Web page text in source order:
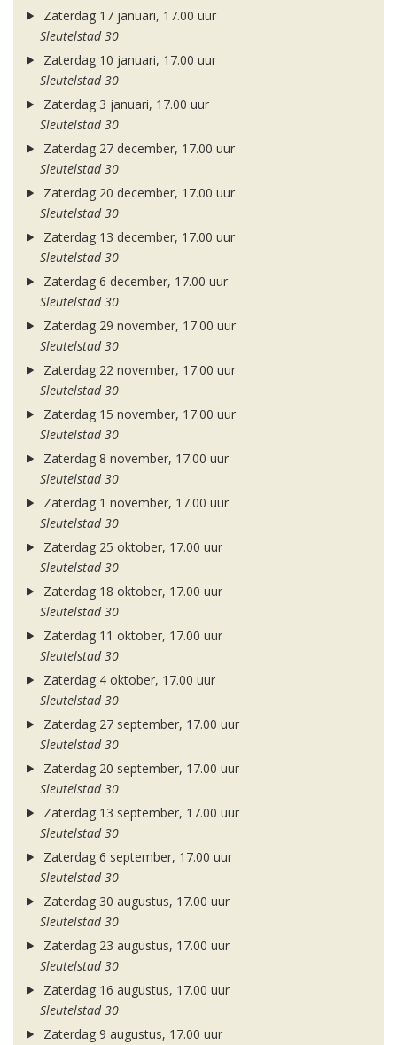
Zaterdag 17 januari, 17.00 uur
Sleutelstad 30
Zaterdag 10 januari, 17.00 uur
Sleutelstad 30
Zaterdag 3 januari, 17.00 uur
Sleutelstad 30
Zaterdag 27 december, 17.00 uur
Sleutelstad 30
Zaterdag 20 december, 17.00 uur
Sleutelstad 30
Zaterdag 13 december, 17.00 uur
Sleutelstad 30
Zaterdag 6 december, 17.00 uur
Sleutelstad 30
Zaterdag 29 november, 17.00 uur
Sleutelstad 30
Zaterdag 22 november, 17.00 uur
Sleutelstad 30
Zaterdag 15 november, 17.00 uur
Sleutelstad 30
Zaterdag 8 november, 17.00 uur
Sleutelstad 30
Zaterdag 1 november, 17.00 uur
Sleutelstad 30
Zaterdag 25 oktober, 17.00 uur
Sleutelstad 30
Zaterdag 18 oktober, 17.00 uur
Sleutelstad 30
Zaterdag 11 oktober, 17.00 uur
Sleutelstad 30
Zaterdag 4 oktober, 17.00 uur
Sleutelstad 30
Zaterdag 27 september, 17.00 uur
Sleutelstad 30
Zaterdag 20 september, 17.00 uur
Sleutelstad 30
Zaterdag 13 september, 17.00 uur
Sleutelstad 30
Zaterdag 6 september, 17.00 uur
Sleutelstad 30
Zaterdag 30 augustus, 17.00 uur
Sleutelstad 30
Zaterdag 23 augustus, 17.00 uur
Sleutelstad 30
Zaterdag 16 augustus, 17.00 uur
Sleutelstad 30
Zaterdag 9 augustus, 17.00 uur